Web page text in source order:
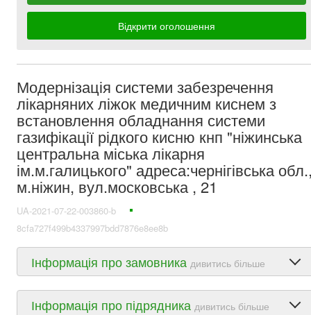
Відкрити оголошення
Модернізація системи забезречення
лікарняних ліжок медичним киснем з
встановлення обладнання системи
газифікації рідкого кисню кнп "ніжинська
центральна міська лікарня
ім.м.галицького" адреса:чернігівська
м.ніжин, вул.московська , 21
UA-2021-07-22-003860-b
8cfa727f499b4337997bdd7876e8ee8b
Інформація про замовника дивитись більше
Інформація про підрядника дивитись більше